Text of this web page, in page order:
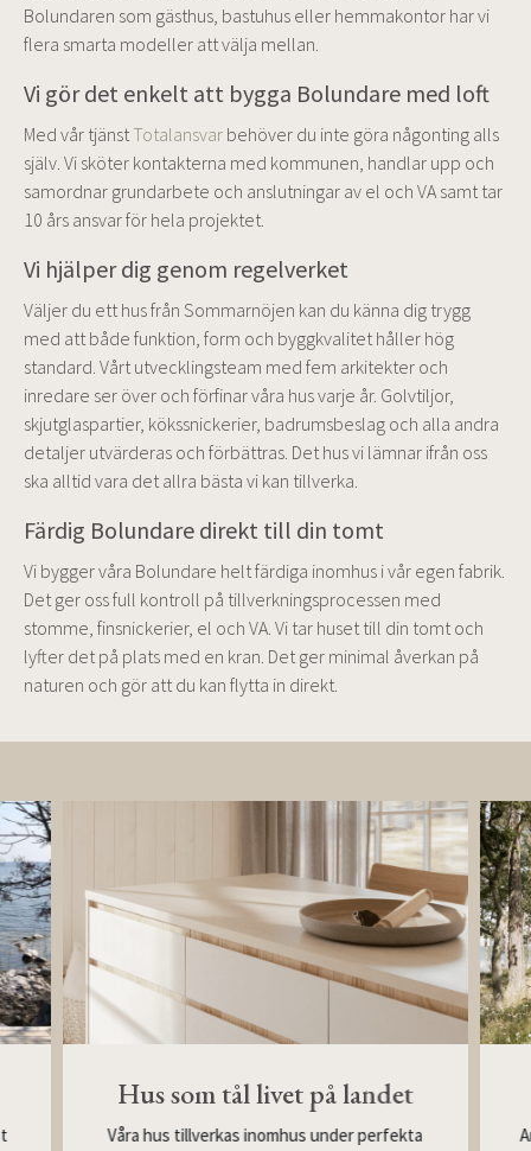
Bolundaren som gästhus, bastuhus eller hemmakontor har vi
flera smarta modeller att välja mellan.
Vi gör det enkelt att bygga Bolundare med loft
Med vår tjänstTotalansvar behöver du inte göra någonting alls
själv. Vi sköter kontakterna med kommunen, handlar upp och
samordnar grundarbete och anslutningar av el och VA samt tar
10 års ansvar för hela projektet.
Vi hjälper dig genom regelverket
Väljer du ett hus från Sommarnöjen kan du känna dig trygg
med att både funktion, form och byggkvalitet håller hög
standard. Vårt utvecklingsteam med fem arkitekter och
inredare ser över och förfinar våra hus varje år. Golvtiljor,
skjutglaspartier, kökssnickerier, badrumsbeslag och alla andra
detaljer utvärderas och förbättras. Det hus vi lämnar ifrån oss
ska alltid vara det allra bästa vi kan tillverka.
Färdig Bolundare direkt till din tomt
Vi bygger våra Bolundare helt färdiga inomhus i vår egen fabrik.
Det ger oss full kontroll på tillverkningsprocessen med
stomme, finsnickerier, el och VA. Vi tar huset till din tomt och
lyfter det på plats med en kran. Det ger minimal åverkan på
naturen och gör att du kan flytta in direkt.
Hus som tål livet på landet
Våra hus tillverkas inomhus under perfekta